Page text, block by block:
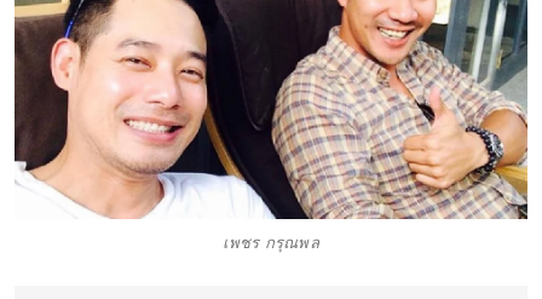
เพชร กรุณพล